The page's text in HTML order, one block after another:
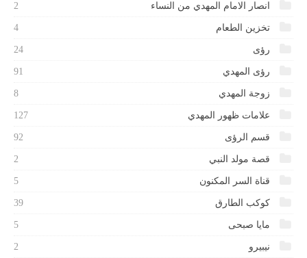
انصار الامام المهدي من النساء 2
تخزين الطعام 4
رؤى 24
رؤى المهدي 91
زوجة المهدي 8
علامات ظهور المهدي 127
قسم الرؤى 92
قصة مولد النبي 2
قناة السر المكنون 5
كوكب الطارق 39
مايا صبحى 5
نيبيرو 2